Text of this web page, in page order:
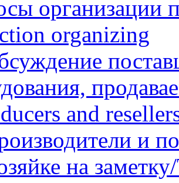
организации
organizing
and
и
на